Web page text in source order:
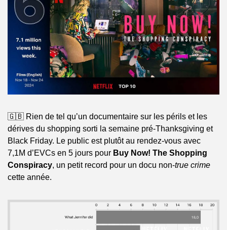
🇬🇧 Rien de tel qu’un documentaire sur les périls et les
dérives du shopping sorti la semaine pré-Thanksgiving et
Black Friday. Le public est plutôt au rendez-vous avec
7,1M d’EVCs en 5 jours pour Buy Now! The Shopping
Conspiracy, un petit record pour un docu non-true crime
cette année.